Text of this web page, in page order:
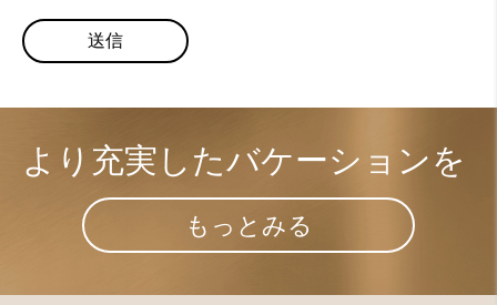
より充実した​バケーションを
もっとみる